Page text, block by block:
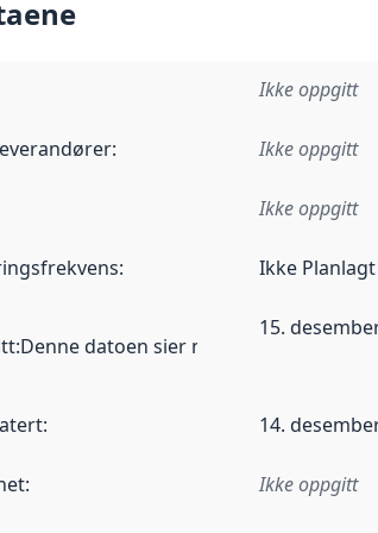
Ikke oppgitt
: Ikke oppgitt
Ikke oppgitt
: Ikke Planlagt
:Denne datoen sier når dataene i dette
15.
: 14.
: Ikke oppgitt